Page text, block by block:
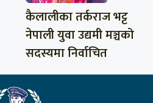
कैलालीका तर्कराज भट्ट
नेपाली युवा उद्यमी मञ्चको
सदस्यमा निर्वाचित